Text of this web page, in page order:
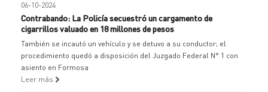
06-10-2024
Contrabando: La Policía secuestró un cargamento de
cigarrillos valuado en 18 millones de pesos
También se incautó un vehículo y se detuvo a su conductor; el
procedimiento quedó a disposición del Juzgado Federal N° 1 con
asiento en Formosa
Leer más